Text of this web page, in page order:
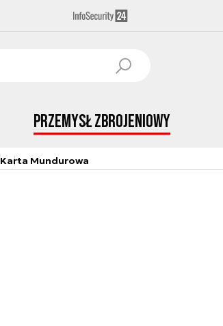
Przemysł Zbrojeniowy
Karta Mundurowa